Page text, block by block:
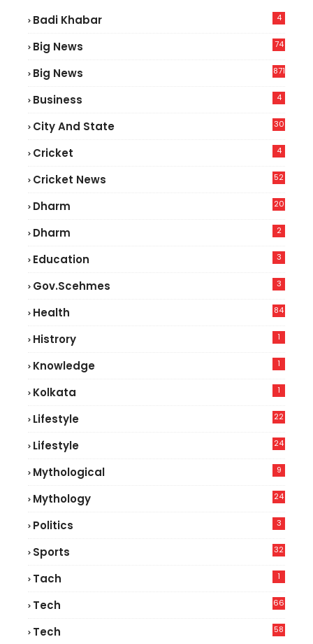
Badi Khabar 4
Big News
74
Big News 871
Business 4
City And State 30
Cricket 4
Cricket News
52
Dharm 20
Dharm 2
Education 3
Gov.scehmes 3
Health
84
Histrory 1
Knowledge 1
Kolkata 1
Lifestyle
22
Lifestyle
24
Mythological 9
Mythology 24
Politics 3
Sports 32
Tach 1
Tech
66
Tech
58